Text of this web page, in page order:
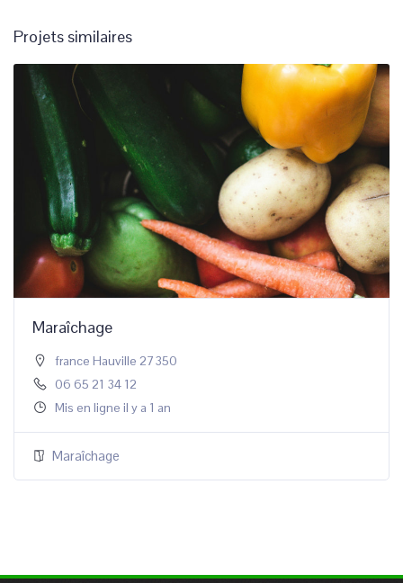
Projets similaires
Maraîchage
france Hauville 27350
06 65 21 34 12
Mis en ligne il y a 1 an
Maraîchage